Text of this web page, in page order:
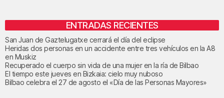
ENTRADAS RECIENTES
San Juan de Gaztelugatxe cerrará el día del eclipse
Heridas dos personas en un accidente entre tres vehículos en la A8
en Muskiz
Recuperado el cuerpo sin vida de una mujer en la ría de Bilbao
El tiempo este jueves en Bizkaia: cielo muy nuboso
Bilbao celebra el 27 de agosto el «Día de las Personas Mayores»